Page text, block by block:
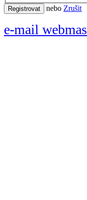
Registrovat nebo Zrušit
e-mail